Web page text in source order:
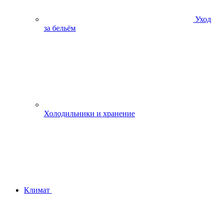
Уход
за бельём
Холодильники и хранение
Климат